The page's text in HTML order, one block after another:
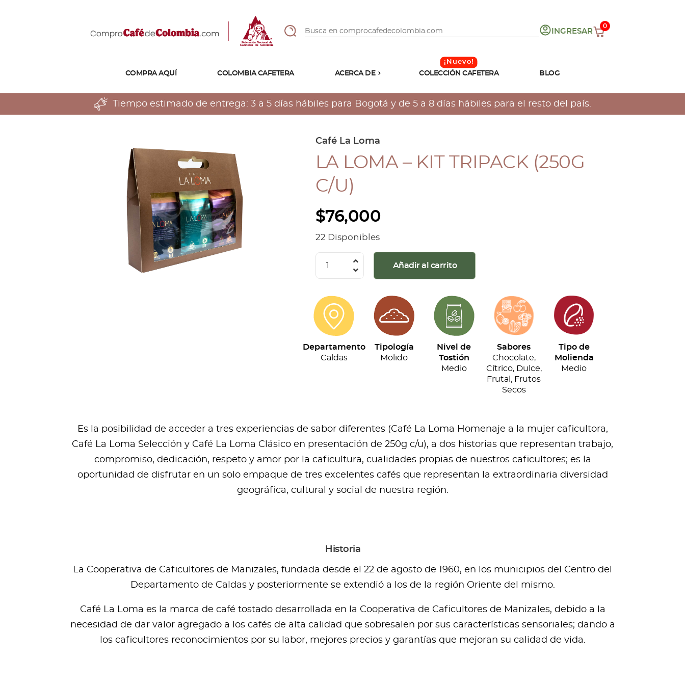
INGRESAR
0
COMPRA AQUÍ COLOMBIA CAFETERA ACERCA DE
Tostiones
Preparación
Atributos
COLECCIÓN CAFETERA BLOG
Tiempo estimado de entrega: 3 a 5 días hábiles para Bogotá y de 5 a 8 días hábiles para el resto del país.
Café La Loma
LA LOMA – KIT TRIPACK (250G
C/U)
$76,000
22 Disponibles
Loma
Kit
Tripack
(250g
c/u)
Añadir al carrito
Departamento
Caldas
Tipología
Molido
Nivel de
Tostión
Medio
Sabores
Chocolate,
Cítrico, Dulce,
Frutal, Frutos
Secos
Tipo de
Molienda
Medio
Es la posibilidad de acceder a tres experiencias de sabor diferentes (Café La Loma Homenaje a la mujer caficultora,
Café La Loma Selección y Café La Loma Clásico en presentación de 250g c/u), a dos historias que representan trabajo,
compromiso, dedicación, respeto y amor por la caficultura, cualidades propias de nuestros caficultores; es la
oportunidad de disfrutar en un solo empaque de tres excelentes cafés que representan la extraordinaria diversidad
geográfica, cultural y social de nuestra región.
Historia
La Cooperativa de Caficultores de Manizales, fundada desde el 22 de agosto de 1960, en los municipios del Centro del
Departamento de Caldas y posteriormente se extendió a los de la región Oriente del mismo.
Café La Loma es la marca de café tostado desarrollada en la Cooperativa de Caficultores de Manizales, debido a la
necesidad de dar valor agregado a los cafés de alta calidad que sobresalen por sus características sensoriales; dando a
los caficultores reconocimientos por su labor, mejores precios y garantías que mejoran su calidad de vida.